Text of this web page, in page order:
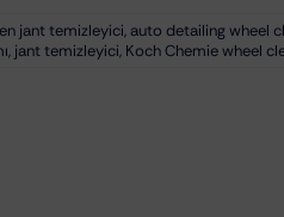
jant temizleyici, auto detailing wheel
, jant temizleyici, Koch Chemie wheel